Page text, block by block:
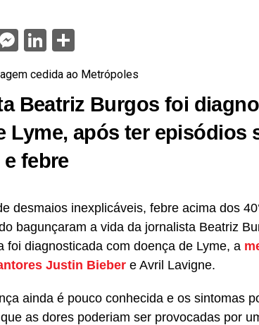
Messenger
LinkedIn
cedida ao Metrópoles
Beatriz Burgos foi
Lyme, após ter episódios
febre
desmaios inexplicáveis, febre acima dos
bagunçaram a vida da jornalista Beatriz
foi diagnosticada com doença de Lyme, a
Justin Bieber e Avril Lavigne.
ainda é pouco conhecida e os sintomas
as dores poderiam ser provocadas por